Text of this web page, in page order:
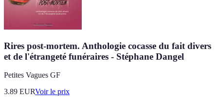
Rires post-mortem. Anthologie cocasse du fait divers
et de l'étrangeté funéraires - Stéphane Dangel
Petites Vagues GF
3.89 EURVoir le prix